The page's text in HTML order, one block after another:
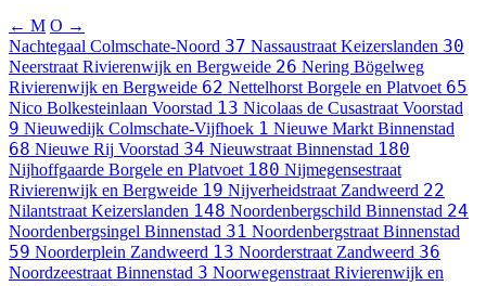
← M O →
Nachtegaal Colmschate-Noord 37 Nassaustraat Keizerslanden 30
Neerstraat Rivierenwijk en Bergweide 26 Nering Bögelweg
Rivierenwijk en Bergweide 62 Nettelhorst Borgele en Platvoet 65
Nico Bolkesteinlaan Voorstad 13 Nicolaas de Cusastraat Voorstad
9 Nieuwedijk Colmschate-Vijfhoek 1 Nieuwe Markt Binnenstad
68 Nieuwe Rij Voorstad 34 Nieuwstraat Binnenstad 180
Nijhoffgaarde Borgele en Platvoet 180 Nijmegensestraat
Rivierenwijk en Bergweide 19 Nijverheidstraat Zandweerd 22
Nilantstraat Keizerslanden 148 Noordenbergschild Binnenstad 24
Noordenbergsingel Binnenstad 31 Noordenbergstraat Binnenstad
59 Noorderplein Zandweerd 13 Noorderstraat Zandweerd 36
Noordzeestraat Binnenstad 3 Noorwegenstraat Rivierenwijk en